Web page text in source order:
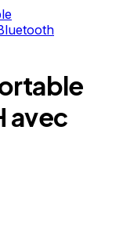
avec